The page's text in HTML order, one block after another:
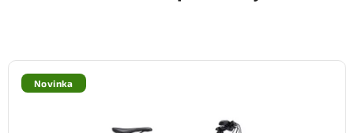
Novinka